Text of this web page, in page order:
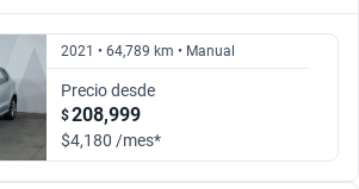
$206,999
2019
$169,999
1.6 STARTLINE
$168,999
1.6 EDICION ESPECIAL JOIN AUTO 1.6 TIPTRONIC
Manual
$168,999
2021 • 64,789 km • Manual
Precio desde
$208,999
$4,180 /mes*